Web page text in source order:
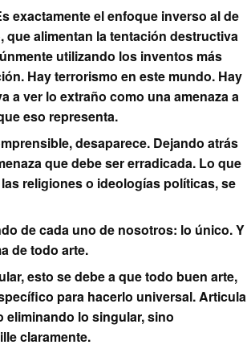
exactamente el enfoque inverso al de
alimentan la tentación destructiva
utilizando los inventos más
Hay terrorismo en este mundo. Hay
a ver lo extraño como una amenaza a
eso representa.
desaparece. Dejando atrás
que debe ser erradicada. Lo que
religiones o ideologías políticas, se
de cada uno de nosotros: lo único. Y
de todo arte.
esto se debe a que todo buen arte,
para hacerlo universal. Articula
lo singular, sino
claramente.